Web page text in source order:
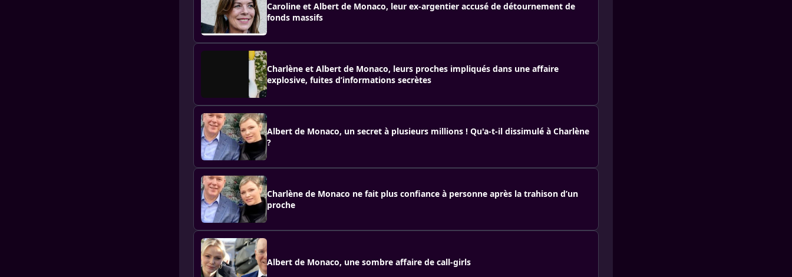
Caroline et Albert de Monaco, leur ex-argentier accusé de détournement de
fonds massifs
Charlène et Albert de Monaco, leurs proches impliqués dans une affaire
explosive, fuites d’informations secrètes
Albert de Monaco, un secret à plusieurs millions ! Qu'a-t-il dissimulé à Charlène
?
Charlène de Monaco ne fait plus confiance à personne après la trahison d’un
proche
Albert de Monaco, une sombre affaire de call-girls